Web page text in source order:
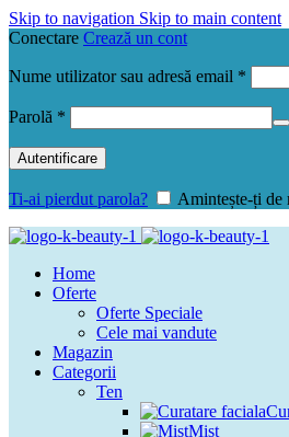
Skip to navigation Skip to main content
Conectare Crează un cont
Nume utilizator sau adresă email *
Parolă *
Autentificare
Ti-ai pierdut parola? Amintește-ți de
Home
Oferte
Oferte Speciale
Cele mai vandute
Magazin
Categorii
Ten
Mist